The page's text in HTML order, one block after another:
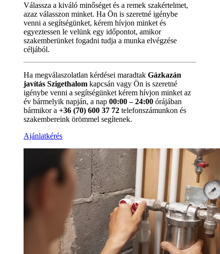
Válassza a kiváló minőséget és a remek szakértelmet,
azaz válasszon minket. Ha Ön is szeretné igénybe
venni a segítségünket, kérem hívjon minket és
egyeztessen le velünk egy időpontot, amikor
szakemberünket fogadni tudja a munka elvégzése
céljából.
Ha megválaszolatlan kérdései maradtak Gázkazán
javítás Szigethalom kapcsán vagy Ön is szeretné
igénybe venni a segítségünket kérem hívjon minket az
év bármelyik napján, a nap 00:00 – 24:00 órájában
bármikor a +36 (70) 600 37 72 telefonszámunkon és
szakembereink örömmel segítenek.
Ajánlatkérés